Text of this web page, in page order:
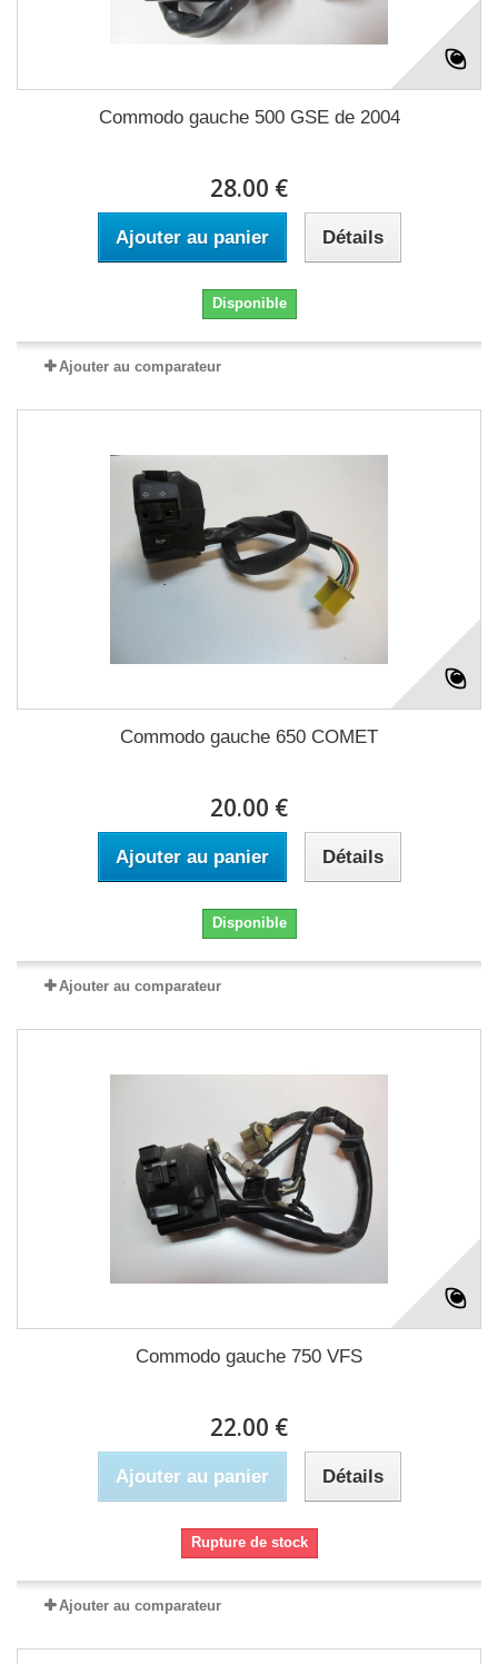
Commodo gauche 500 GSE de 2004
28.00 €
Ajouter au panier Détails
Disponible
Ajouter au comparateur
Commodo gauche 650 COMET
20.00 €
Ajouter au panier Détails
Disponible
Ajouter au comparateur
Commodo gauche 750 VFS
22.00 €
Ajouter au panier Détails
Rupture de stock
Ajouter au comparateur